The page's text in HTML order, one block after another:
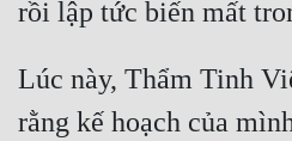
Đông Phương
Đông Phương Huyền Huyễn
Đồng Nhân
Lúc này, Thẩm Tinh
rằng kế hoạch của